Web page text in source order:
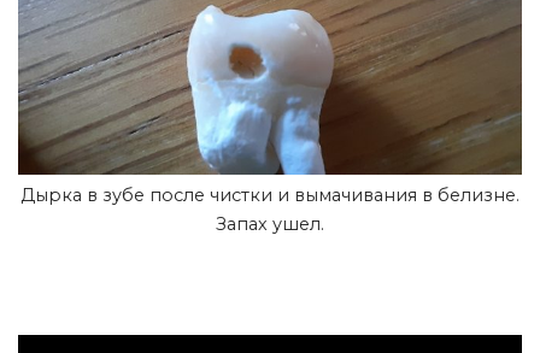
Дырка в зубе после чистки и вымачивания в белизне.
Запах ушел.